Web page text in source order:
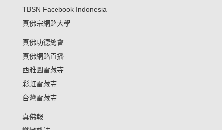
TBSN Facebook Indonesia
真佛宗網路大學
真佛功德總會
真佛網路直播
西雅圖雷藏寺
彩虹雷藏寺
台灣雷藏寺
真佛報